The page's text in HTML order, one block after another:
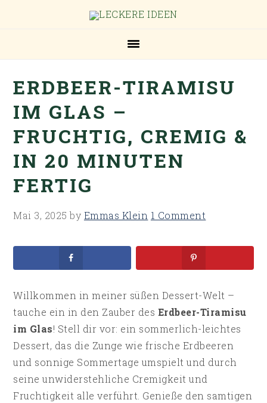
navigation
content
sidebar
ERDBEER-TIRAMISU
IM GLAS –
FRUCHTIG, CREMIG &
IN 20 MINUTEN
FERTIG
Mai 3, 2025 by Emmas Klein 1 Comment
Willkommen in meiner süßen Dessert-Welt –
tauche ein in den Zauber des Erdbeer-Tiramisu
im Glas! Stell dir vor: ein sommerlich-leichtes
Dessert, das die Zunge wie frische Erdbeeren
und sonnige Sommertage umspielt und durch
seine unwiderstehliche Cremigkeit und
Fruchtigkeit alle verführt. Genieße den samtigen